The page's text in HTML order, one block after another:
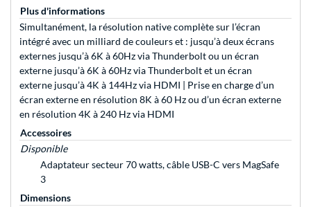
Plus d'informations
Simultanément, la résolution native complète sur l’écran
intégré avec un milliard de couleurs et : jusqu’à deux écrans
externes jusqu’à 6K à 60Hz via Thunderbolt ou un écran
externe jusqu’à 6K à 60Hz via Thunderbolt et un écran
externe jusqu’à 4K à 144Hz via HDMI | Prise en charge d’un
écran externe en résolution 8K à 60 Hz ou d’un écran externe
en résolution 4K à 240 Hz via HDMI
Accessoires
Disponible
Adaptateur secteur 70 watts, câble USB-C vers MagSafe
3
Dimensions